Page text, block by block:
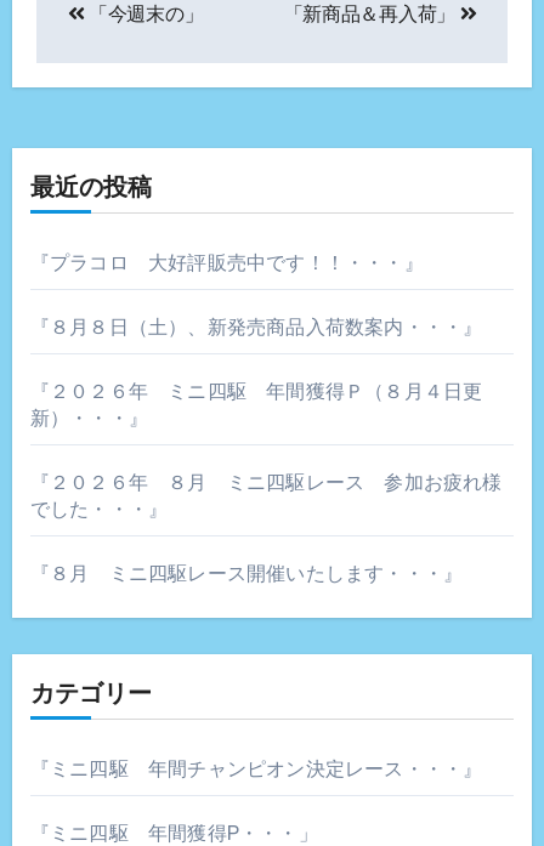
ナ
ゲ
シ
ョ
ン
「今週末の」 「新商品＆再入荷」
最近の投稿
『プラコロ 大好評販売中です！！・・・』
『８月８日（土）、新発売商品入荷数案内・・・』
『２０２６年 ミニ四駆 年間獲得Ｐ（８月４日更
新）・・・』
『２０２６年 ８月 ミニ四駆レース 参加お疲れ様
でした・・・』
『８月 ミニ四駆レース開催いたします・・・』
カテゴリー
『ミニ四駆 年間チャンピオン決定レース・・・』
『ミニ四駆 年間獲得P・・・」